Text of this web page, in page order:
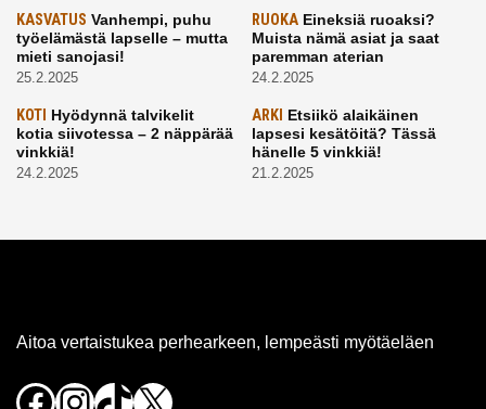
KASVATUS Vanhempi, puhu
työelämästä lapselle – mutta
mieti sanojasi!
25.2.2025
RUOKAEineksiä ruoaksi?
Muista nämä asiat ja saat
paremman aterian
24.2.2025
KOTI Hyödynnä talvikelit
kotia siivotessa – 2 näppärää
vinkkiä!
24.2.2025
ARKI Etsiikö alaikäinen
lapsesi kesätöitä? Tässä
hänelle 5 vinkkiä!
21.2.2025
Aitoa vertaistukea perhearkeen, lempeästi myötäeläen
Facebook
Instagram
TikTok
X